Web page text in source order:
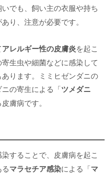
でも、飼い主の衣服や持ち
り、注意が必要です。
アレルギー性の皮膚炎を起こ
生虫や細菌などに感染して
ります。ミミヒゼンダニの
ニの寄生による「ツメダニ
膚病です。
染することで、皮膚病を起こ
マラセチア感染による「マ